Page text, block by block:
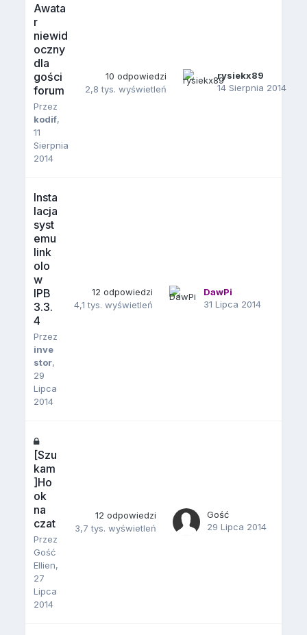
Awata
r
niewid
oczny
dla
gości
forum
Przez
kodif,
11
Sierpnia
2014
10 odpowiedzi
2,8 tys. wyświetleń
rysiekx89
14 Sierpnia 2014
Insta
lacja
syst
emu
link
olo
w
IPB
3.3.
4
Przez
inve
stor,
29
Lipca
2014
12 odpowiedzi
4,1 tys. wyświetleń
DawPi
31 Lipca 2014
[Szu
kam
]Ho
ok
na
czat
Przez
Gość
Ellien,
27
Lipca
2014
12 odpowiedzi
3,7 tys. wyświetleń
Gość
29 Lipca 2014